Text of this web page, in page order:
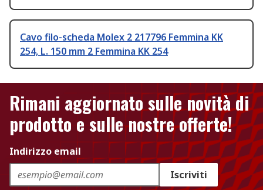
Cavo filo-scheda Molex 2 217796 Femmina KK
254, L. 150 mm 2 Femmina KK 254
Rimani aggiornato sulle novità di
prodotto e sulle nostre offerte!
Indirizzo email
Iscriviti